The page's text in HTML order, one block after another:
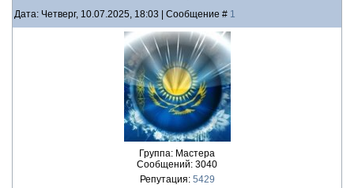
Дата: Четверг, 10.07.2025, 18:03 | Сообщение # 1
Группа: Мастера
Сообщений: 3040
Репутация: 5429